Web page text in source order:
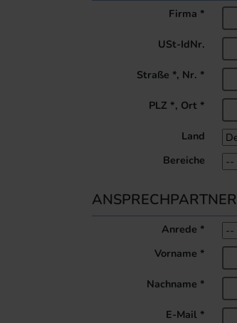
Firma *
USt-IdNr.
Straße *, Nr. *
PLZ *, Ort*
Land
Bereiche
ANSPRECHPARTNER
Anrede *
Vorname *
Nachname *
E-Mail*